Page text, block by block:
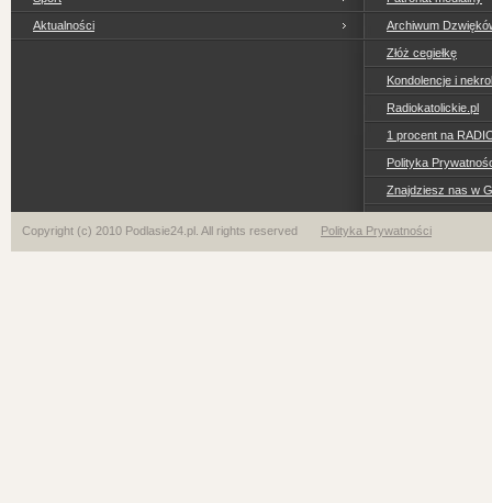
Aktualności Archiwum
Złóż cegiełkę
Kondolencje i
Radiokatolickie.pl
1 procent na
Polityka
Znajdziesz nas w
Copyright (c) 2010 Podlasie24.pl. All rights reserved Polityka Prywatności